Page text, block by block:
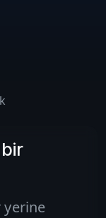
yerine